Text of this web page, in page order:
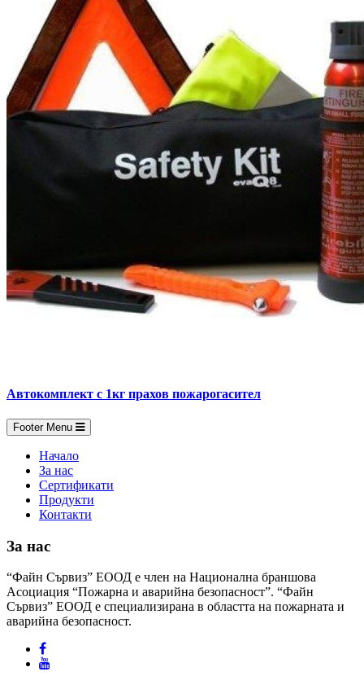
Автокомплект с 1кг прахов пожарогасител
Footer Menu
Начало
За нас
Сертификати
Продукти
Контакти
За нас
“Файн Сървиз” ЕООД е член на Национална браншова
Асоциация “Пожарна и аварийна безопасност”. “Файн
Сървиз” ЕООД е специализирана в областта на пожарната и
аварийна безопасност.